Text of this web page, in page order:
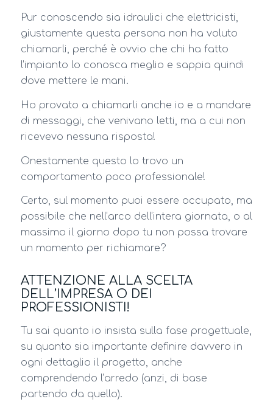
Pur conoscendo sia idraulici che elettricisti,
giustamente questa persona non ha voluto
chiamarli, perché è ovvio che chi ha fatto
l’impianto lo conosca meglio e sappia quindi
dove mettere le mani.
Ho provato a chiamarli anche io e a mandare
di messaggi, che venivano letti, ma a cui non
ricevevo nessuna risposta!
Onestamente questo lo trovo un
comportamento poco professionale!
Certo, sul momento puoi essere occupato, ma
possibile che nell’arco dell’intera giornata, o al
massimo il giorno dopo tu non possa trovare
un momento per richiamare?
ATTENZIONE ALLA SCELTA
DELL’IMPRESA O DEI
PROFESSIONISTI!
Tu sai quanto io insista sulla fase progettuale,
su quanto sia importante definire davvero in
ogni dettaglio il progetto, anche
comprendendo l’arredo (anzi, di base
partendo da quello).